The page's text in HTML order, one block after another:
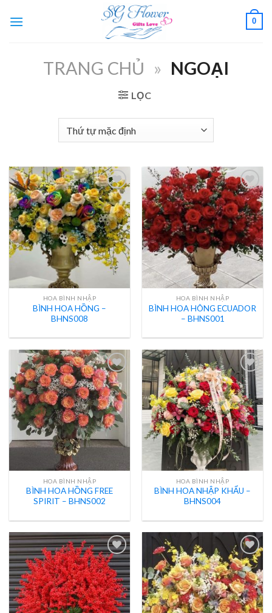
0
TRANG CHỦ » NGOẠI
LỌC
HOA BÌNH NHẬP
BÌNH HOA HỒNG –
BHNS008
HOA BÌNH NHẬP
BÌNH HOA HÔNG ECUADOR
– BHNS001
HOA BÌNH NHẬP
BÌNH HOA HỒNG FREE
SPIRIT – BHNS002
HOA BÌNH NHẬP
BÌNH HOA NHẬP KHẨU –
BHNS004